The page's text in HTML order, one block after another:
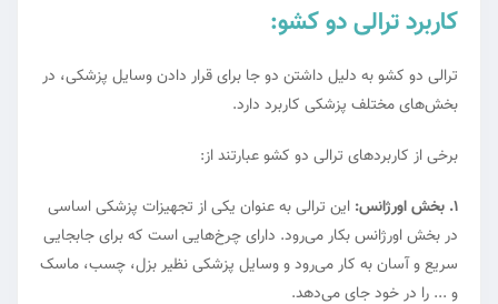
کاربرد ترالی دو کشو:
ترالی دو کشو به دلیل داشتن دو جا برای قرار دادن وسایل پزشکی، در
بخش‌های مختلف پزشکی کاربرد دارد.
برخی از کاربردهای ترالی دو کشو عبارتند از:
1. بخش اورژانس:
این ترالی به عنوان یکی از تجهیزات پزشکی اساسی
در بخش اورژانس بکار می‌رود. دارای چرخ‌هایی است که برای جابجایی
سریع و آسان به کار می‌رود و وسایل پزشکی نظیر بزل، چسب، ماسک
و ... را در خود جای می‌دهد.